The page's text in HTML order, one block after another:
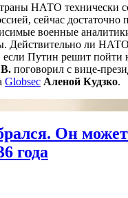
НАТО технически
сейчас достаточно
военные
Действительно ли
если Путин решит пойти
поговорил с вице-
Globsec Аленой Кудзко.
Он может
года